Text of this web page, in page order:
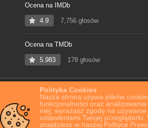
Polityka Cookies
Nasza strona używa plików
funkcjonalności oraz
niej, wyrażasz zgodę na
ustawieniami Twojej przeglądarki.
znajdziesz w naszej Polityce
Ocena na IMDb
4.9 7,756 głosów
Ocena na TMDb
5.983 178 głosów
Film Online Złowroga obecność